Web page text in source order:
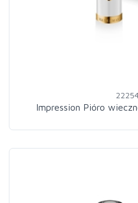
Impression Pióro